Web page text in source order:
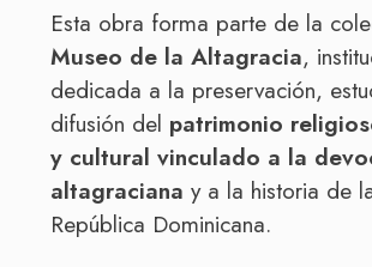
Esta obra forma parte de la
Museo de la Altagracia,
dedicada a la preservación,
difusión del patrimonio
y cultural vinculado a la
altagraciana y a la historia de
República Dominicana.